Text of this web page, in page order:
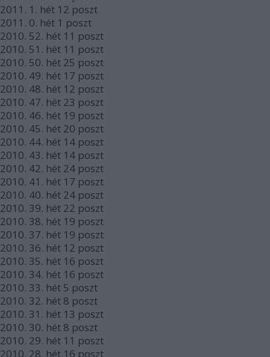
2011. 1. hét 12 poszt
2011. 0. hét 1 poszt
2010. 52. hét 11 poszt
2010. 51. hét 11 poszt
2010. 50. hét 25 poszt
2010. 49. hét 17 poszt
2010. 48. hét 12 poszt
2010. 47. hét 23 poszt
2010. 46. hét 19 poszt
2010. 45. hét 20 poszt
2010. 44. hét 14 poszt
2010. 43. hét 14 poszt
2010. 42. hét 24 poszt
2010. 41. hét 17 poszt
2010. 40. hét 24 poszt
2010. 39. hét 22 poszt
2010. 38. hét 19 poszt
2010. 37. hét 19 poszt
2010. 36. hét 12 poszt
2010. 35. hét 16 poszt
2010. 34. hét 16 poszt
2010. 33. hét 5 poszt
2010. 32. hét 8 poszt
2010. 31. hét 13 poszt
2010. 30. hét 8 poszt
2010. 29. hét 11 poszt
2010. 28. hét 16 poszt